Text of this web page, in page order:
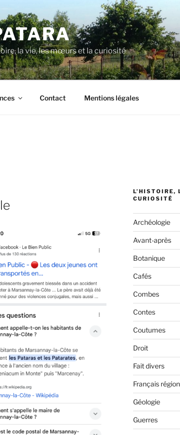
la vie, les mœurs et la curiosité
Contact Mentions légales
CURIOSITÉ
Archéologie
Avant-après
Botanique
Cafés
Combes
Contes
Coutumes
Droit
Fait divers
Français
Géologie
Guerres